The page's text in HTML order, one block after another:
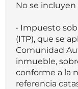
No se
• Impuesto
(ITP), que se
Comunidad
inmueble,
conforme a la
referencia